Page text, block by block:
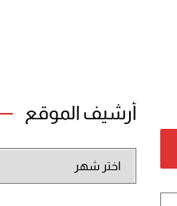
أرشيف الموقع
الموقع